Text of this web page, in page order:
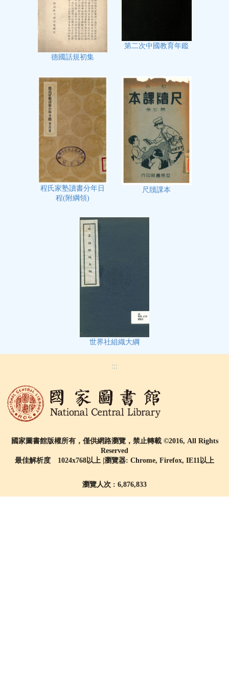
德國話規初集
第二次中國教育年鑑
程氏家塾讀書分年日
程(附綱領)
尺牘課本
世界社組織大綱
:::
國家圖書館版權所有，僅供網路瀏覽，禁止轉載 ©2016, All Rights
Reserved
最佳解析度 1024x768以上 |瀏覽器: Chrome, Firefox, IE11以上
瀏覽人次 : 6,876,833